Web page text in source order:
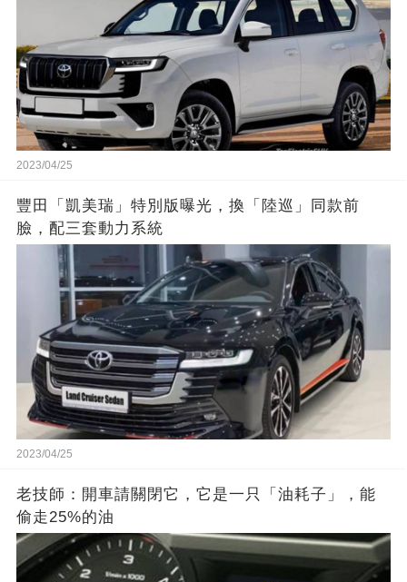
2023/04/25
豐田「凱美瑞」特別版曝光，換「陸巡」同款前
臉，配三套動力系統
2023/04/25
老技師：開車請關閉它，它是一只「油耗子」，能
偷走25%的油